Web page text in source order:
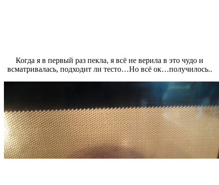
Когда я в первый раз пекла, я всё не верила в это чудо и
всматривалась, подходит ли тесто…Но всё ок…получилось..